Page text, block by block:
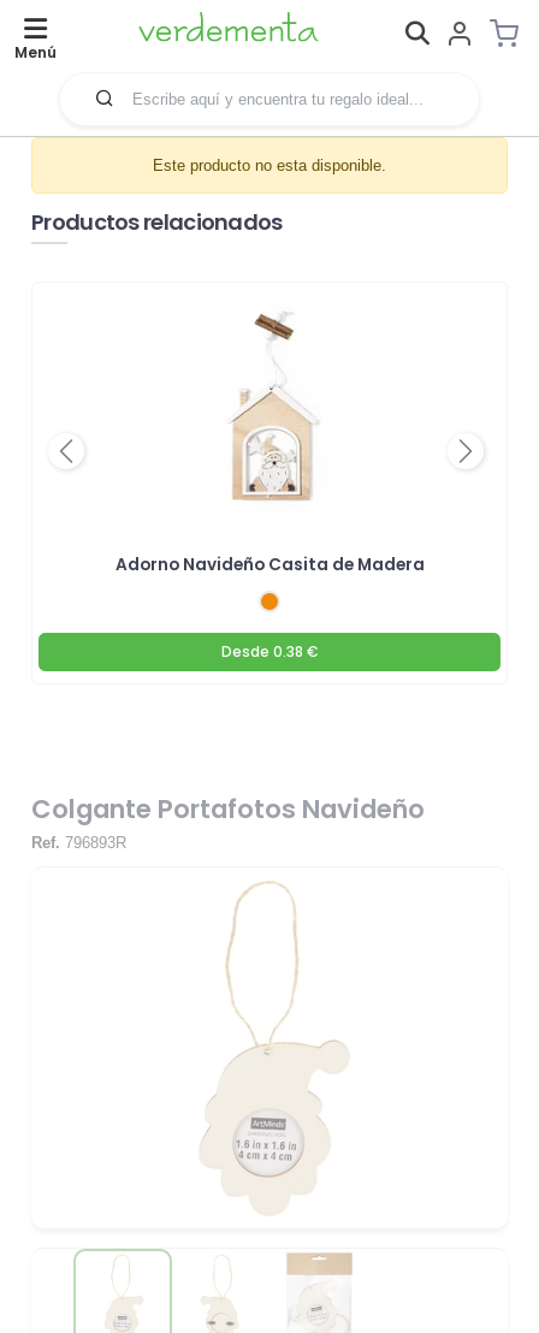
Menú
Este producto no esta disponible.
Productos relacionados
Adorno Navideño Casita de Madera
Desde 0.38 €
Previous Next
Colgante Portafotos Navideño
Ref. 796893R